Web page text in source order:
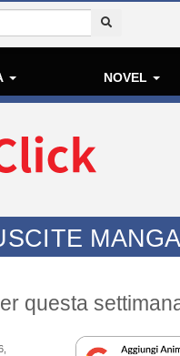
NOVEL
questa